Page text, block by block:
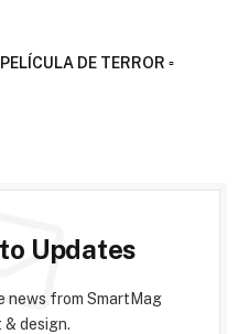
DE TERROR ▫️
Updates
news from SmartMag
design.